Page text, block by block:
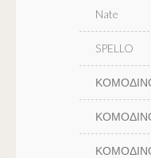
Nate
SPELLO